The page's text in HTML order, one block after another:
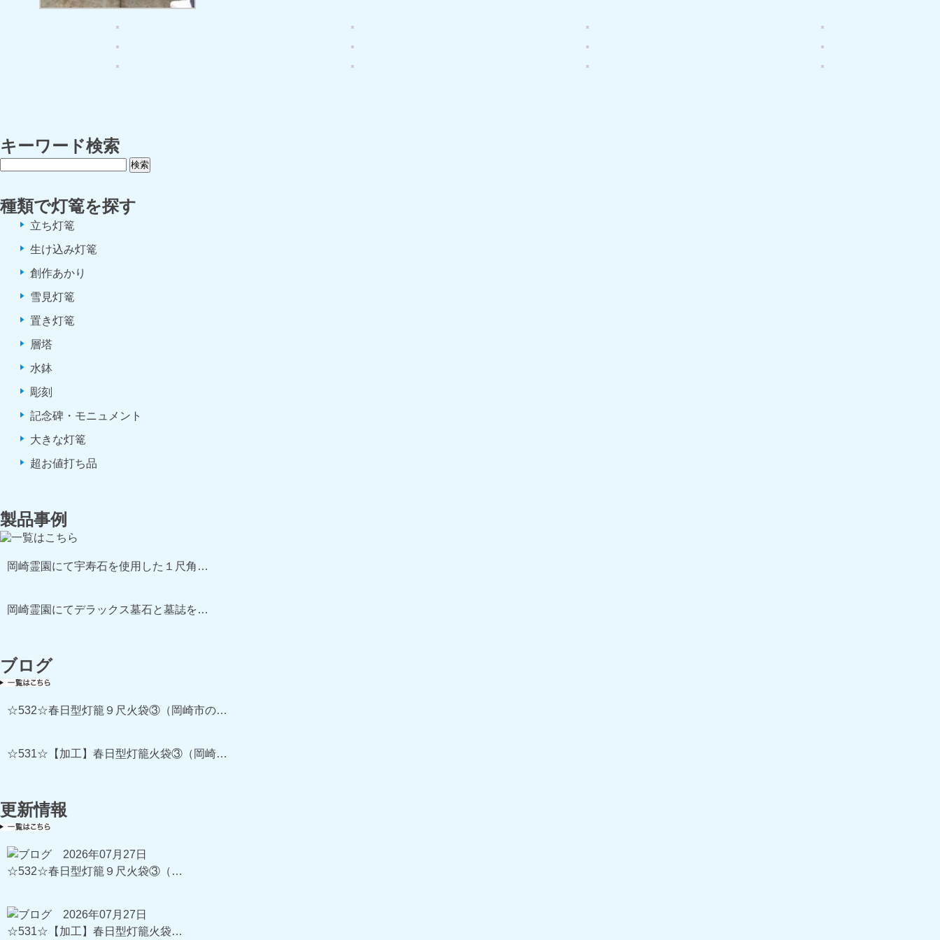
キーワード検索
種類で灯篭を探す
立ち灯篭
生け込み灯篭
創作あかり
雪見灯篭
置き灯篭
層塔
水鉢
彫刻
記念碑・モニュメント
大きな灯篭
超お値打ち品
製品事例
岡崎霊園にて宇寿石を使用した１尺角…
岡崎霊園にてデラックス墓石と墓誌を…
ブログ
☆532☆春日型灯籠９尺火袋③（岡崎市の…
☆531☆【加工】春日型灯籠火袋③（岡崎…
更新情報
2026年07月27日
☆532☆春日型灯籠９尺火袋③（…
2026年07月27日
☆531☆【加工】春日型灯籠火袋…